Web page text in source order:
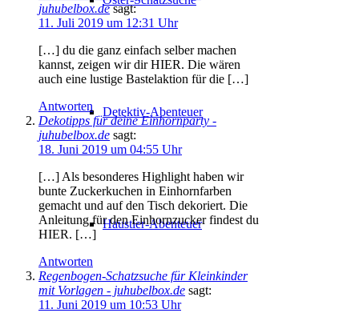
Detektiv-Abenteuer
Haustier-Abenteuer
juhubelbox.de sagt:
11. Juli 2019 um 12:31 Uhr
[…] du die ganz einfach selber machen
kannst, zeigen wir dir HIER. Die wären
auch eine lustige Bastelaktion für die […]
Antworten
Dekotipps für deine Einhornparty -
juhubelbox.de sagt:
18. Juni 2019 um 04:55 Uhr
[…] Als besonderes Highlight haben wir
bunte Zuckerkuchen in Einhornfarben
gemacht und auf den Tisch dekoriert. Die
Anleitung für den Einhornzucker findest du
HIER. […]
Antworten
Regenbogen-Schatzsuche für Kleinkinder
mit Vorlagen - juhubelbox.de sagt:
11. Juni 2019 um 10:53 Uhr